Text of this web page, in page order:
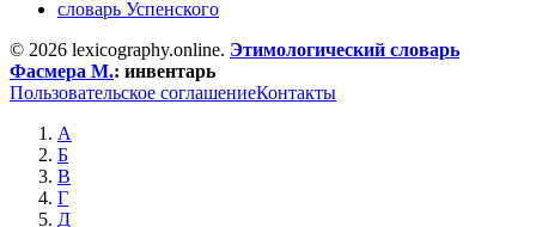
словарь Успенского
© 2026 lexicography.online. Этимологический словарь
Фасмера М.: инвентарь
Пользовательское соглашениеКонтакты
А
Б
В
Г
Д